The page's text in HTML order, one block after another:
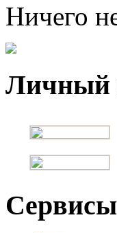
Ничего
Личный
Сервисы